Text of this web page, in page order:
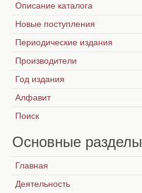
Описание каталога
Новые поступления
Периодические издания
Производители
Год издания
Алфавит
Поиск
Основные разделы
Главная
Деятельность